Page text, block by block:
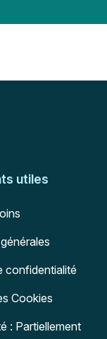
utiles
confidentialité
Cookies
: Partiellement